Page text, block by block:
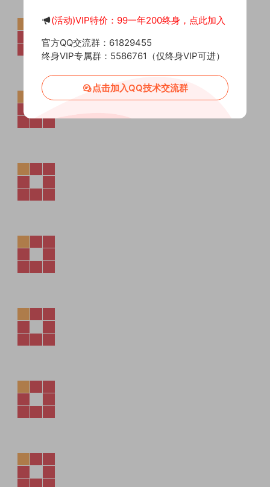
(活动)VIP特价：99一年200终身，点此加入
官方QQ交流群：61829455
终身VIP专属群：5586761（仅终身VIP可进）
点击加入QQ技术交流群